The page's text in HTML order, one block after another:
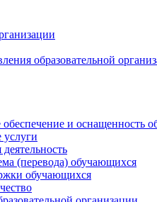
образовательной
и оснащенность
услуги
(перевода) обучающихся
обучающихся